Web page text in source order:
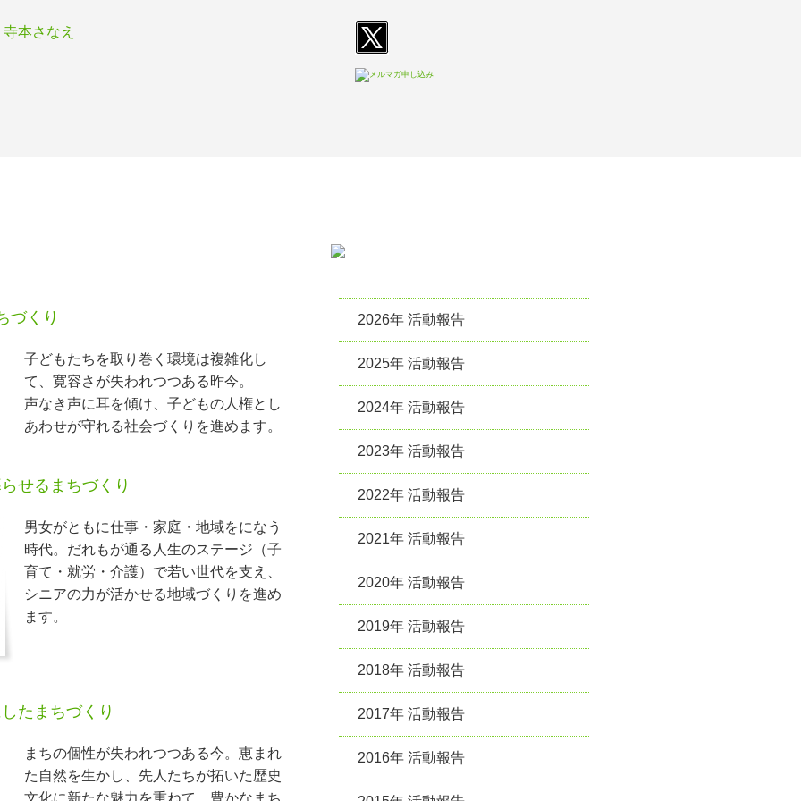
づくり
子どもたちを取り巻く環境は複雑化し
て、寛容さが失われつつある昨今。
声なき声に耳を傾け、子どもの人権とし
あわせが守れる社会づくりを進めます。
せるまちづくり
男女がともに仕事・家庭・地域をになう
時代。だれもが通る人生のステージ（子
育て・就労・介護）で若い世代を支え、
シニアの力が活かせる地域づくりを進め
ます。
たまちづくり
まちの個性が失われつつある今。恵まれ
た自然を生かし、先人たちが拓いた歴史
文化に新たな魅力を重ねて、豊かなまち
2026年 活動報告
2025年 活動報告
2024年 活動報告
2023年 活動報告
2022年 活動報告
2021年 活動報告
2020年 活動報告
2019年 活動報告
2018年 活動報告
2017年 活動報告
2016年 活動報告